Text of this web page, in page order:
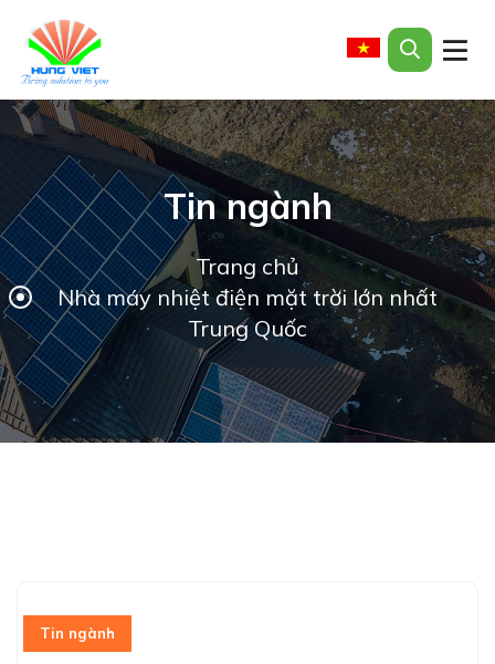
Tin ngành
Trang chủ
Nhà máy nhiệt điện mặt trời lớn nhất
Trung Quốc
Tin ngành